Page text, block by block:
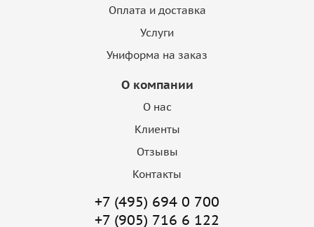
Оплата и доставка
Услуги
Униформа на заказ
О компании
О нас
Клиенты
Отзывы
Контакты
+7 (495) 694 0 700
+7 (905) 716 6 122